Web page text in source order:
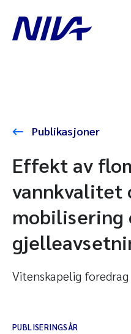
Publikasjoner
Effekt av
vannkvalitet
mobilisering
Vitenskapelig foredrag
PUBLISERINGSÅR